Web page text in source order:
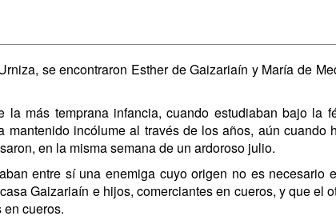
se encontraron Esther de Gaizariaín y María de
la más temprana infancia, cuando estudiaban bajo
mantenido incólume al través de los años, aún
en la misma semana de un ardoroso julio.
entre sí una enemiga cuyo origen no es
Gaizariaín e hijos, comerciantes en cueros, y que el
cueros.